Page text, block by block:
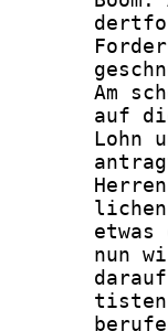
Am
auf
Lohn
etwas
nun